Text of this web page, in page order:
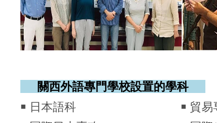
關西外語專門學校設置的學科
￭ 日本語科 ￭ 貿易